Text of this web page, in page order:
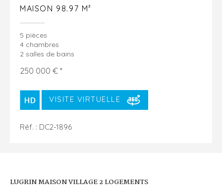
MAISON 98.97 M²
5 pièces
4 chambres
2 salles de bains
250 000 € *
VISITE VIRTUELLE
Réf. : DC2-1896
LUGRIN MAISON VILLAGE 2 LOGEMENTS